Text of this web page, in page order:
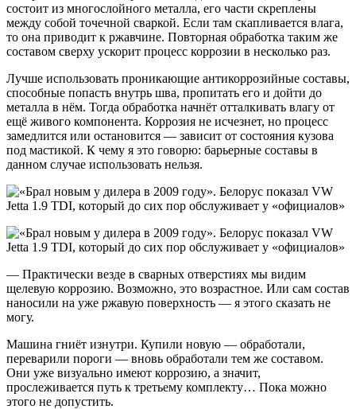
состоит из многослойного металла, его части скреплены
между собой точечной сваркой. Если там скапливается влага,
то она приводит к ржавчине. Повторная обработка таким же
составом сверху ускорит процесс коррозии в несколько раз.
Лучше использовать проникающие антикоррозийные составы,
способные попасть внутрь шва, пропитать его и дойти до
металла в нём. Тогда обработка начнёт отталкивать влагу от
ещё живого компонента. Коррозия не исчезнет, но процесс
замедлится или остановится — зависит от состояния кузова
под мастикой. К чему я это говорю: барьерные составы в
данном случае использовать нельзя.
— Практически везде в сварных отверстиях мы видим
щелевую коррозию. Возможно, это возрастное. Или сам состав
наносили на уже ржавую поверхность — я этого сказать не
могу.
Машина гниёт изнутри. Купили новую — обработали,
переварили пороги — вновь обработали тем же составом.
Они уже визуально имеют коррозию, а значит,
прослеживается путь к третьему комплекту… Пока можно
этого не допустить.